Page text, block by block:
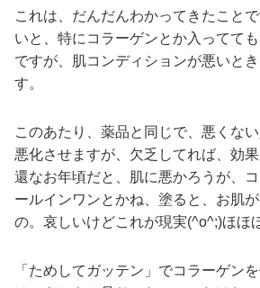
これは、だんだんわかってきたこと
いと、特にコラーゲンとか入ってて
ですが、肌コンディションが悪いと
す。
このあたり、薬品と同じで、悪くな
悪化させますが、欠乏してれば、効
還なお年頃だと、肌に悪かろうが、
ールインワンとかね、塗ると、お肌
の。哀しいけどこれが現実(^o^;)ほほ
「ためしてガッテン」でコラーゲン